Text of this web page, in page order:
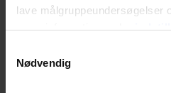
lave målgruppeundersøgelser
tilbage eller ændre indstillinger
"Cookiedeklaration", eller ved
Nødvendig
VM-post: